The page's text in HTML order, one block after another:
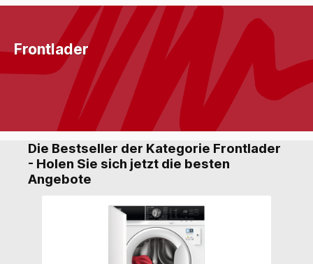
Frontlader
Die Bestseller der Kategorie Frontlader
- Holen Sie sich jetzt die besten
Angebote